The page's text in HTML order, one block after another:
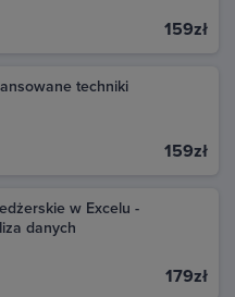
159zł
techniki
159zł
w Excelu -
danych
179zł